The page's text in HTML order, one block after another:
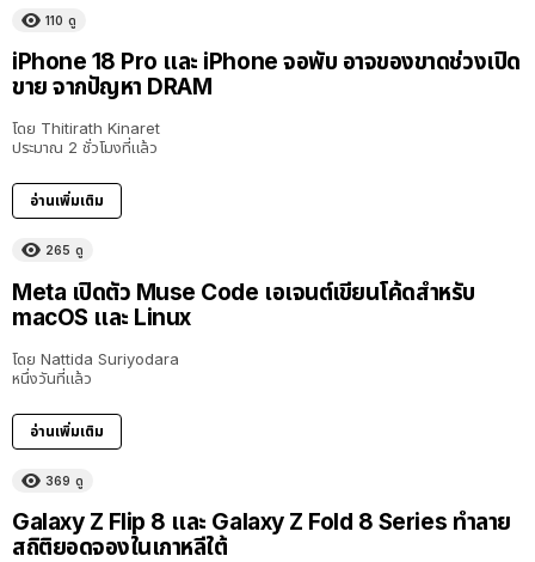
110 ดู
iPhone 18 Pro และ iPhone จอพับ อาจของขาดช่วงเปิด
ขาย จากปัญหา DRAM
โดย Thitirath Kinaret
ประมาณ 2 ชั่วโมงที่แล้ว
อ่านเพิ่มเติม
265 ดู
Meta เปิดตัว Muse Code เอเจนต์เขียนโค้ดสำหรับ
macOS และ Linux
โดย Nattida Suriyodara
หนึ่งวันที่แล้ว
อ่านเพิ่มเติม
369 ดู
Galaxy Z Flip 8 และ Galaxy Z Fold 8 Series ทำลาย
สถิติยอดจองในเกาหลีใต้